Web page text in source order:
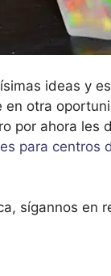
ideas y
en otra
por ahora les
para centros
sígannos en